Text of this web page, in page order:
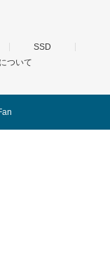
SSD
ついて